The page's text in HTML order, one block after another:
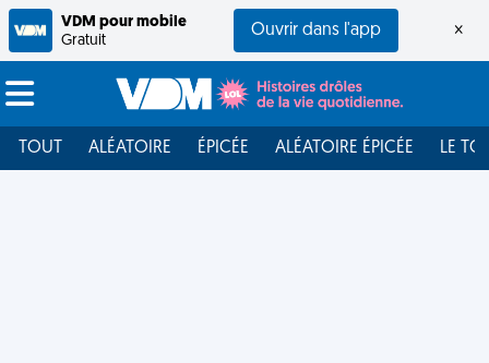
VDM pour mobile
Gratuit
Ouvrir dans l'app ×
TOUT ALÉATOIRE ÉPICÉE ALÉATOIRE ÉPICÉE LE